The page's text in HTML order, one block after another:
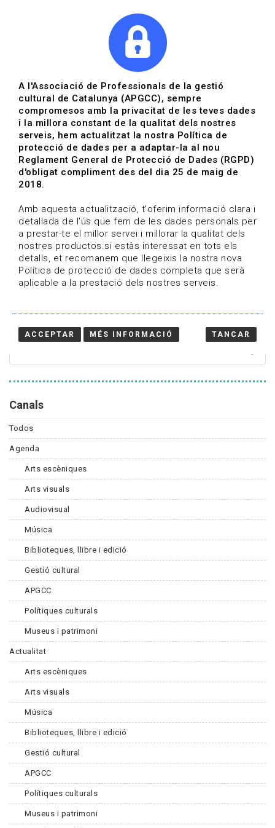
Actualitza't
Vols estar al dia?
HOME / BLOG
Estigues al dia
Convocatòries, activitats i notícies del sector de la
cultura.
Canals
Todos
Agenda
Arts escèniques
Arts visuals
Audiovisual
Música
Biblioteques, llibre i edició
Gestió cultural
APGCC
Polítiques culturals
Museus i patrimoni
Actualitat
Arts escèniques
Arts visuals
Música
Biblioteques, llibre i edició
Gestió cultural
APGCC
Polítiques culturals
Museus i patrimoni
A l'Associació de Professionals de la gestió
cultural de Catalunya (APGCC), sempre
compromesos amb la privacitat de les teves dades
i la millora constant de la qualitat dels nostres
serveis, hem actualitzat la nostra Política de
protecció de dades per a adaptar-la al nou
Reglament General de Protecció de Dades (RGPD)
d'obligat compliment des del dia 25 de maig de
2018.
Amb aquesta actualització, t'oferim informació clara i
detallada de l'ús que fem de les dades personals per
a prestar-te el millor servei i millorar la qualitat dels
nostres productos.si estàs interessat en tots els
detalls, et recomanem que llegeixis la nostra nova
Política de protecció de dades completa que serà
aplicable a la prestació dels nostres serveis.
ACCEPTAR MÉS INFORMACIÓ TANCAR